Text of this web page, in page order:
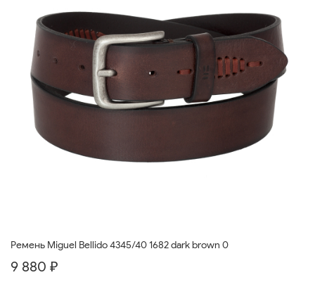
Ремень Miguel Bellido 4345/40 1682 dark brown 0
9 880 ₽